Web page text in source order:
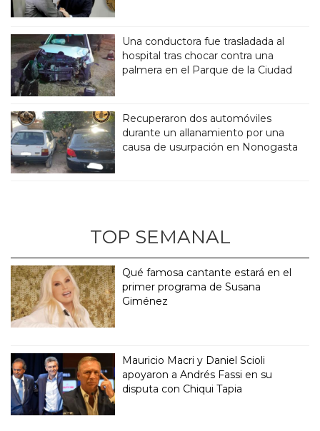
Una conductora fue trasladada al
hospital tras chocar contra una
palmera en el Parque de la Ciudad
Recuperaron dos automóviles
durante un allanamiento por una
causa de usurpación en Nonogasta
TOP SEMANAL
Qué famosa cantante estará en el
primer programa de Susana
Giménez
Mauricio Macri y Daniel Scioli
apoyaron a Andrés Fassi en su
disputa con Chiqui Tapia